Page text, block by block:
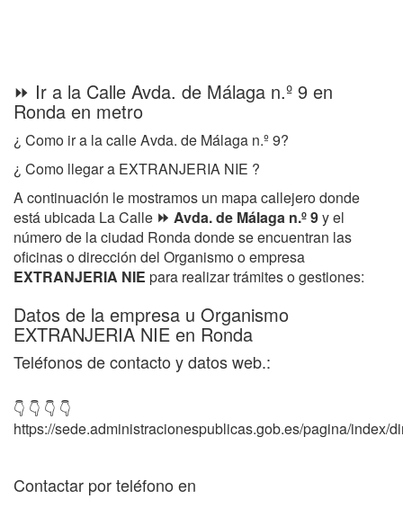
⏩ Ir a la Calle Avda. de Málaga n.º 9 en
Ronda en metro
¿ Como ir a la calle Avda. de Málaga n.º 9?
¿ Como llegar a EXTRANJERIA NIE ?
A continuación le mostramos un mapa callejero donde
está ubicada La Calle ⏩ Avda. de Málaga n.º 9y el
número de la ciudad Ronda donde se encuentran las
oficinas o dirección del Organismo o empresa
EXTRANJERIA NIE para realizar trámites o gestiones:
Datos de la empresa u Organismo
EXTRANJERIA NIE en Ronda
Teléfonos de contacto y datos web.:
👇 👇 👇 👇
https://sede.administracionespublicas.gob.es/pagina/index/
Contactar por teléfono en